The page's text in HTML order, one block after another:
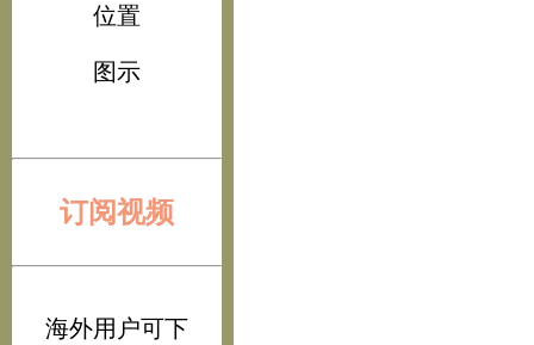
位置
图示
订阅视频
海外用户可下